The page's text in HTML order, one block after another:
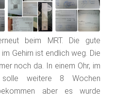
beim MRT. Die gute
Gehirn ist endlich weg. Die
noch da. In einem Ohr, im
solle weitere 8 Wochen
aber es wurde